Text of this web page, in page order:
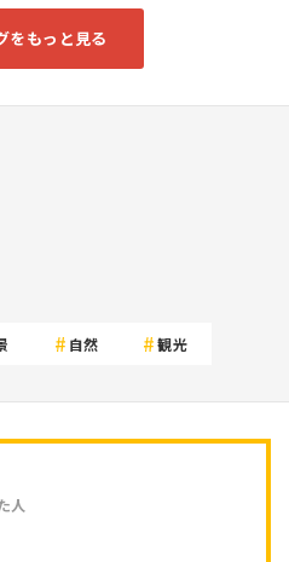
をもっと見る
自然 観光